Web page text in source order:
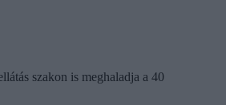
szakon is meghaladja a 40